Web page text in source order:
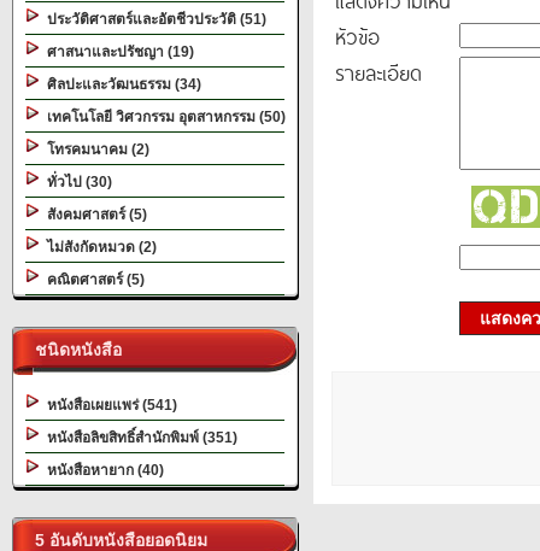
ประวัติศาสตร์และอัตชีวประวัติ (51)
ศาสนาและปรัชญา (19)
ศิลปะและวัฒนธรรม (34)
เทคโนโลยี วิศวกรรม อุตสาหกรรม (50)
โทรคมนาคม (2)
ทั่วไป (30)
สังคมศาสตร์ (5)
ไม่สังกัดหมวด (2)
คณิตศาสตร์ (5)
ชนิดหนังสือ
หนังสือเผยแพร่ (541)
หนังสือลิขสิทธิ์สำนักพิมพ์ (351)
หนังสือหายาก (40)
5 อันดับหนังสือยอดนิยม
หัวข้อ
รายละเอียด
แสดงค